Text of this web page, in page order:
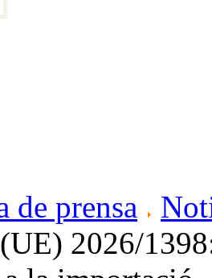
de prensa
2026/